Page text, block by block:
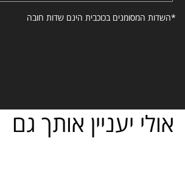
*השדות המסומנים בכוכבית הינם שדות חובה
אולי יעניין אותך גם